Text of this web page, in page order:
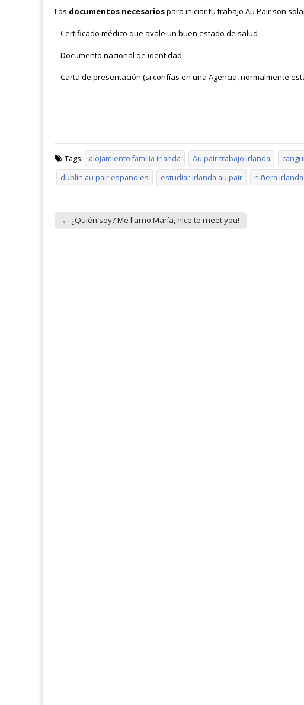
Los documentos necesariospara iniciar tu trabajo Au Pair son
– Certificado médico que avale un buen estado de salud
– Documento nacional de identidad
– Carta de presentación (si confías en una Agencia, normalmente
Tags: alojamiento familia irlanda Au pair trabajo irlanda
dublin au pair espanoles
estudiar irlanda au pair niñera Irlanda
← ¿Quién soy? Me llamo María, nice to meet you!